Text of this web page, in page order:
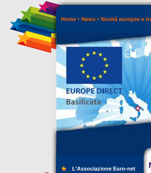
Home News Novità europee e
L'Associazione Euro-net